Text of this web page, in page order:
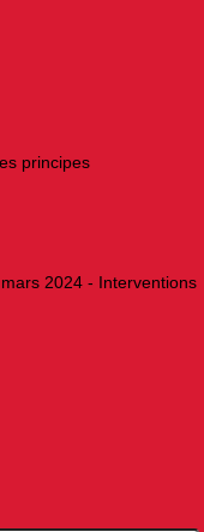
principes
2024 - Interventions